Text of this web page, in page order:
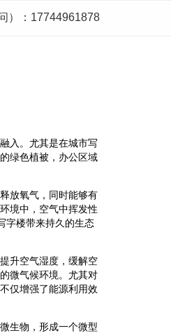
）：17744961878
入。尤其是在城市写
绿色植被，办公区域
放氧气，同时能够有
境中，空气中挥发性
字楼带来持久的生态
升空气湿度，缓解空
微气候环境。尤其对
仅增强了能源利用效
生物，形成一个微型